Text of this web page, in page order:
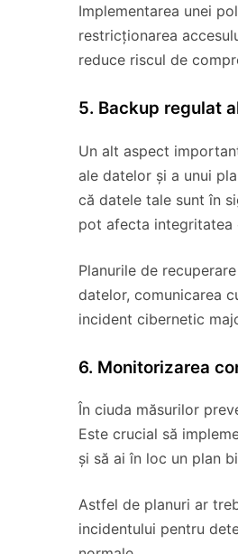
Implementarea unei
restricționarea
reduce riscul de
5. Backup regulat
Un alt aspect
ale datelor și a unui
că datele tale sunt în
pot afecta integritatea
Planurile de
datelor, comunicarea
incident cibernetic
6. Monitorizarea
În ciuda măsurilor
Este crucial să
și să ai în loc un plan
Astfel de planuri ar
incidentului pentru